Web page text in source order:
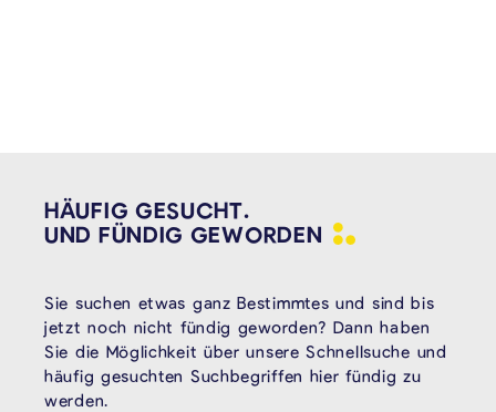
HÄUFIG GESUCHT.
UND FÜNDIG GEWORDEN
Sie suchen etwas ganz Bestimmtes und sind bis
jetzt noch nicht fündig geworden? Dann haben
Sie die Möglichkeit über unsere Schnellsuche und
häufig gesuchten Suchbegriffen hier fündig zu
werden.